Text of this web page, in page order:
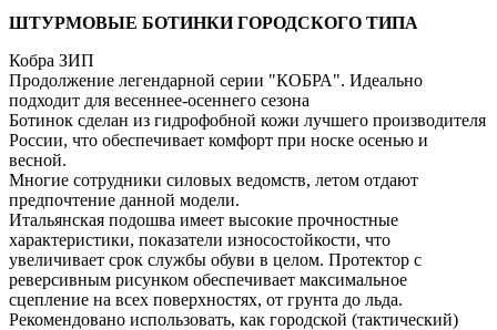
ШТУРМОВЫЕ БОТИНКИ ГОРОДСКОГО ТИПА
Кобра ЗИП
Продолжение легендарной серии "КОБРА". Идеально
подходит для весеннее-осеннего сезона
Ботинок сделан из гидрофобной кожи лучшего производителя
России, что обеспечивает комфорт при носке осенью и
весной.
Многие сотрудники силовых ведомств, летом отдают
предпочтение данной модели.
Итальянская подошва имеет высокие прочностные
характеристики, показатели износостойкости, что
увеличивает срок службы обуви в целом. Протектор с
реверсивным рисунком обеспечивает максимальное
сцепление на всех поверхностях, от грунта до льда.
Рекомендовано использовать, как городской (тактический)